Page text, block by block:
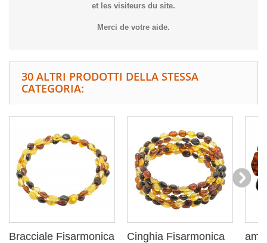
et les visiteurs du site.
Merci de votre aide.
30 ALTRI PRODOTTI DELLA STESSA
CATEGORIA:
Bracciale Fisarmonica
Cinghia Fisarmonica